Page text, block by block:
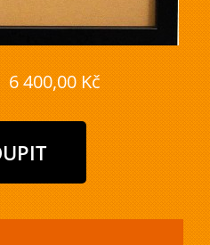
6 400,00 Kč